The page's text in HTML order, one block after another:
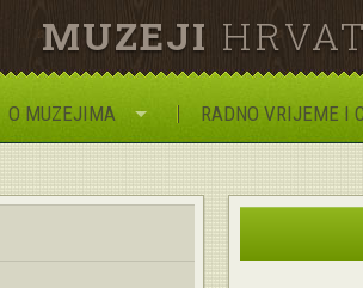
MUZEJI
O MUZEJIMA RADNO VRIJEME I